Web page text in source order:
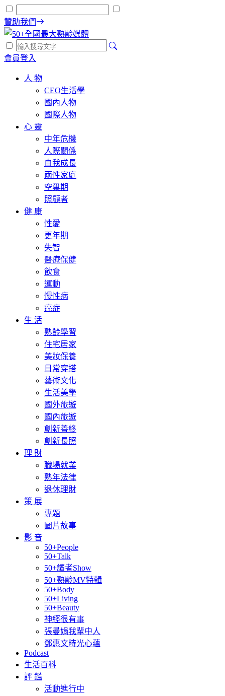
贊助我們
會員登入
人 物
CEO生活學
國內人物
國際人物
心 靈
中年危機
人際關係
自我成長
兩性家庭
空巢期
照顧者
健 康
性愛
更年期
失智
醫療保健
飲食
運動
慢性病
癌症
生 活
熟齡學習
住宅居家
美妝保養
日常穿搭
藝術文化
生活美學
國外旅遊
國內旅遊
創新善終
創新長照
理 財
職場就業
熟年法律
退休理財
策 展
專題
圖片故事
影 音
50+People
50+Talk
50+讀者Show
50+熟齡MV特輯
50+Body
50+Living
50+Beauty
神經很有事
張曼娟我輩中人
鄧惠文時光心蘊
Podcast
生活百科
評 鑑
活動進行中